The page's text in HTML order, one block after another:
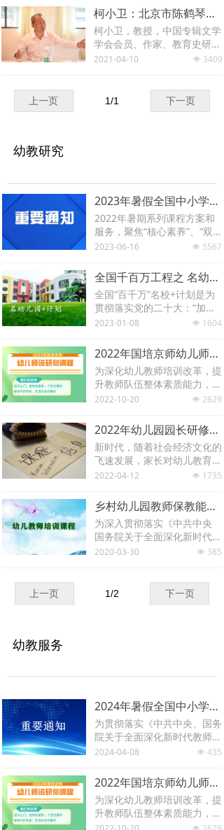
幼教研究
关心下一代工作委员会专家委
员会委员。长期主持《中国少
年报》“知心姐姐”栏目，52岁
创办《知心姐姐》杂志并任杂
志编委会主任。曾获中国新闻
奖”、“中国内藤国际育儿奖”，
柯小卫：北京市陈鹤琴教育思想研究会副理事长
柯小卫，教授，中国专辑文学
学会会员、作家、教育史研究
者，现为北京市陈鹤琴教育思
委员会副理事长、中国作家协
会会员、浙江师范大学杭州幼
넶 3409
2021-04-10
上一页 下一页
1/1
2023年暑假全国中小学及幼儿园师资研修通知
2022年暑期系列课程方案和
服务，聚焦“核心素养”、“双
减”、“深度学习”、“大单元教
校长负责制”、“教育督导”等
热点，以教师课堂教学能力提
升为重点，以中小学教师专业
化发展为导向，以信息化与课
堂教学深度融合为辅助，以师
位高效组织和实施2022年暑
假期间的相关系列教师研修活
动。
넶 5567
2023-06-16
全国千百万工程之 名幼儿园+计划
全国“百千万”名校+计划是为
贯彻落实党的二十大：“加快
建设高质量教育体系、发展素
教育数字化”精神、《义务教
育学校管理标准》和《教育部
关于统筹推进县城内城乡义务
教育一体化改革发展的实施意
见》等文件要求以及各省市基
一步推动基础教育学校构建多
样化的办学风格，提升办学质
量，打造办学品牌。 高中名
校+计划、初中名校+计划、
小学名校+计划、名幼儿园
넶 1604
2023-01-08
2022年国培京师幼儿师资研修模块和课程
为深化幼儿教师培训改革，提
升教师队伍整体素质能力，建
设高素质专业化创新型教师队
培训课程指导标准》，国培京
师开展幼儿师资培训服务，根
据幼儿园教师培训课程指导标
准，从师德修养、学科教学、
班级管理、学习与发展四个维
严格的培养与培训，具有良好
的职业道德，掌握系统的专业
知识和专业技能。
넶 2629
2022-10-20
2022年幼儿园园长研修模块和课程
新时代，随着社会经济文化的
飞速发展，家长对幼儿教育的
要求普遍提高。幼儿园园长作
者，需要与时俱进，快速成
长。有鉴于此，国培京师幼儿
园教育研究中心整合幼儿教育
的理论和实践专家，精选幼儿
园园长研修课程，为各地市区
民办幼儿园提供系统幼儿园园
长研修服务。
넶 1735
2022-04-12
乡村幼儿园教师保教能力提升培训项目实施指南
为深入贯彻落实《中共中央
国务院关于全面深化新时代教
师队伍建设改革的意见》（中
改革规范发展的若干意见》
（中发〔2018〕39号），进
넶 385
2020-03-30
上一页 下一页
1/2
教服务
2024年暑假全国中小学及幼儿师资研修通知
为贯彻落实《中共中央、国务
院关于全面深化新时代教师队
伍建设改革的意见》、《教育
基础教育强师计划>的通知》
等文件关于“鼓励支持地方探
索深化基础教育教师队伍建设
改革的新思路和新举措”的要
넶 435
2024-04-08
2022年国培京师幼儿师资研修模块和课程
为深化幼儿教师培训改革，提
升教师队伍整体素质能力，建
设高素质专业化创新型教师队